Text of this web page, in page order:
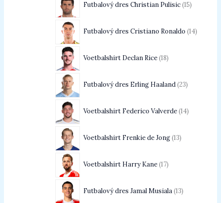
Futbalový dres Christian Pulisic 15
Futbalový dres Cristiano Ronaldo 14
Voetbalshirt Declan Rice 18
Futbalový dres Erling Haaland 23
Voetbalshirt Federico Valverde 14
Voetbalshirt Frenkie de Jong 13
Voetbalshirt Harry Kane 17
Futbalový dres Jamal Musiala 13